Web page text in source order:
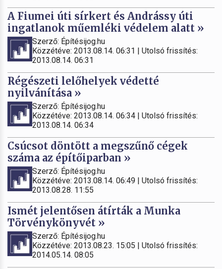
A Fiumei úti sírkert és Andrássy úti
ingatlanok műemléki védelem alatt »
Szerző: Építésijog.hu
Közzétéve: 2013.08.14. 06:31 | Utolsó frissítés:
2013.08.14. 06:31
Régészeti lelőhelyek védetté
nyilvánítása »
Szerző: Építésijog.hu
Közzétéve: 2013.08.14. 06:34 | Utolsó frissítés:
2013.08.14. 06:34
Csúcsot döntött a megszűnő cégek
száma az építőiparban »
Szerző: Építésijog.hu
Közzétéve: 2013.08.14. 06:49 | Utolsó frissítés:
2013.08.28. 11:55
Ismét jelentősen átírták a Munka
Törvénykönyvét »
Szerző: Építésijog.hu
Közzétéve: 2013.08.23. 15:05 | Utolsó frissítés:
2014.05.14. 08:05